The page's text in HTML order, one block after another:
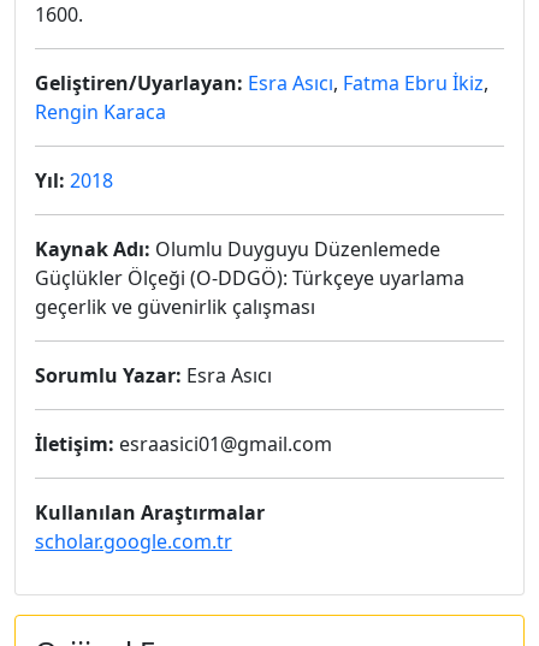
1600.
Geliştiren/Uyarlayan: Esra Asıcı, Fatma Ebru İkiz,
Rengin Karaca
Yıl: 2018
Kaynak Adı: Olumlu Duyguyu Düzenlemede
Güçlükler Ölçeği (O-DDGÖ): Türkçeye uyarlama
geçerlik ve güvenirlik çalışması
Sorumlu Yazar: Esra Asıcı
İletişim: esraasici01@gmail.com
Kullanılan Araştırmalar
scholar.google.com.tr